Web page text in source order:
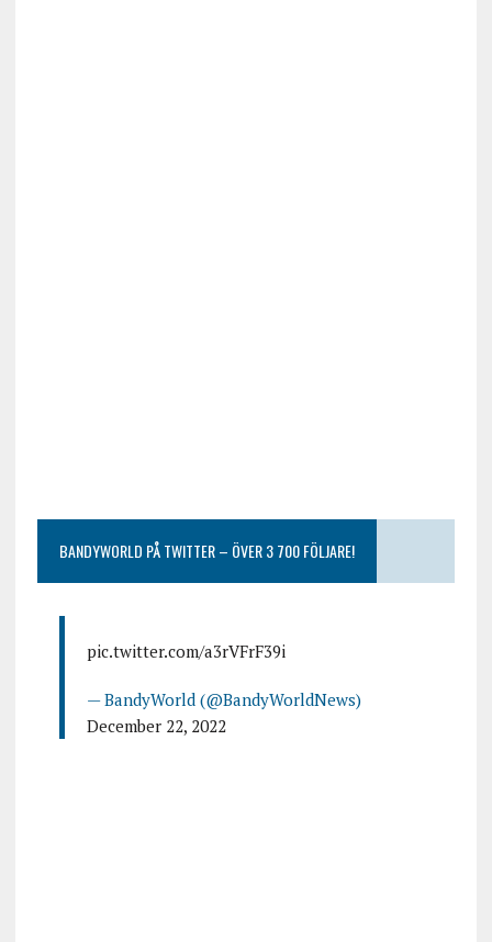
BANDYWORLD PÅ TWITTER – ÖVER 3 700 FÖLJARE!
pic.twitter.com/a3rVFrF39i
— BandyWorld (@BandyWorldNews)
December 22, 2022